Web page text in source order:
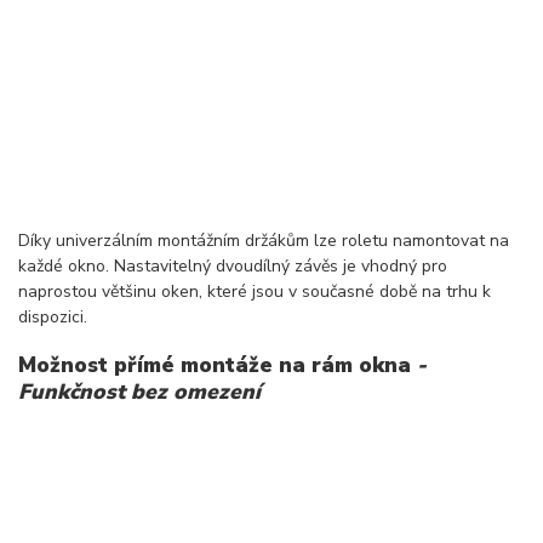
Díky univerzálním montážním držákům lze roletu namontovat na
každé okno. Nastavitelný dvoudílný závěs je vhodný pro
naprostou většinu oken, které jsou v současné době na trhu k
dispozici.
Možnost přímé montáže na rám okna -
Funkčnost bez omezení